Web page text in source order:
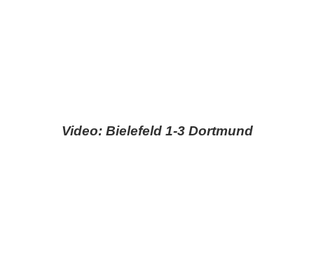
Video: Bielefeld 1-3 Dortmund